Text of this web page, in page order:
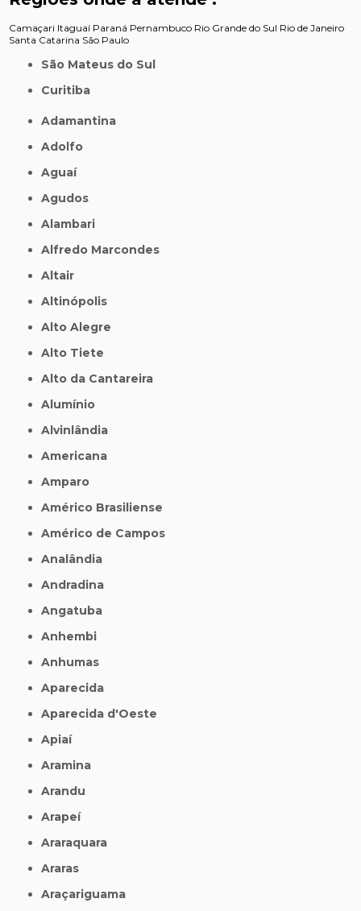
Camaçari Itaguaí Paraná Pernambuco Rio Grande do Sul Rio de Janeiro
Santa Catarina São Paulo
São Mateus do Sul
Curitiba
Adamantina
Adolfo
Aguaí
Agudos
Alambari
Alfredo Marcondes
Altair
Altinópolis
Alto Alegre
Alto Tiete
Alto da Cantareira
Alumínio
Alvinlândia
Americana
Amparo
Américo Brasiliense
Américo de Campos
Analândia
Andradina
Angatuba
Anhembi
Anhumas
Aparecida
Aparecida d'Oeste
Apiaí
Aramina
Arandu
Arapeí
Araraquara
Araras
Araçariguama